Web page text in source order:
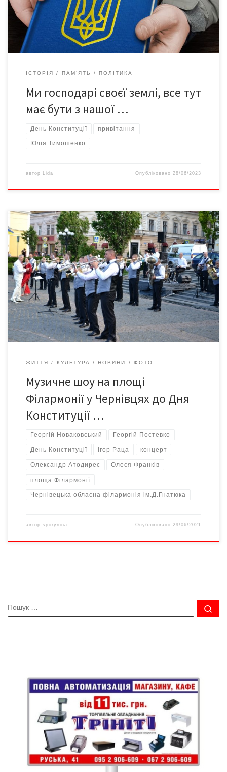
набувають нових, сакральних сенсів. Це вже не просто
атрибути держави, чи писані […]
ІСТОРІЯ ПАМ’ЯТЬ ПОЛІТИКА
Ми господарі своєї землі, все тут
має бути з нашої …
День Конституції привітання
Юлія Тимошенко
автор Lida Опубліковано28/06/2023
28 червня 2021-го на площі Філармонії відбулося святкове
музичне шоу, яке презентували музиканти естрадно-духового
оркестру «Буковина» та вокалісти – Олеся Франків, Георгій
Постевко, Ігор Раца та Олександр Атодирес. Художній керівник
та диригент естрадно – духового оркестру «Буковина» –
Георгій Новаковський, заслужений працівник культури України.
У концерті брали участь і вихованці танцювального колективу
[…]
ЖИТТЯ КУЛЬТУРА НОВИНИ ФОТО
Музичне шоу на площі
Філармонії у Чернівцях до Дня
Конституції …
Георгій Новаковський Георгій Постевко
День Конституції Ігор Раца концерт
Олександр Атодирес Олеся Франків
площа Філармонії
Чернівецька обласна філармонія ім.Д.Гнатюка
автор sporynina Опубліковано 29/06/2021
ПОШУК